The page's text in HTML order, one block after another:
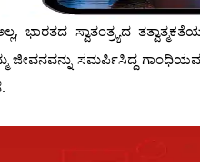
ಭಾರತದ ಸ್ವಾತಂತ್ರ್ಯದ
ಜೀವನವನ್ನು ಸಮರ್ಪಿಸಿದ್ದ